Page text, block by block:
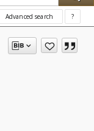
Advanced search ?